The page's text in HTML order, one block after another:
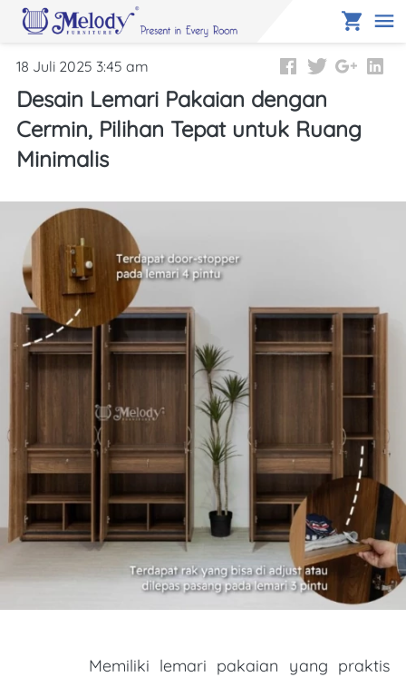
18 Juli 2025 3:45 am
Desain Lemari Pakaian dengan
Cermin, Pilihan Tepat untuk Ruang
Minimalis
Memiliki lemari pakaian yang praktis